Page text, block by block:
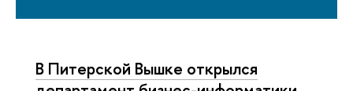
В Питерской Вышке открылся